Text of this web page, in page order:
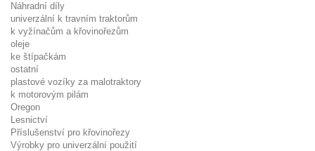
Náhradní díly
univerzální k travním traktorům
k vyžínačům a křovinořezům
oleje
ke štípačkám
ostatní
plastové vozíky za malotraktory
k motorovým pilám
Oregon
Lesnictví
Příslušenství pro křovinořezy
Výrobky pro univerzální použití